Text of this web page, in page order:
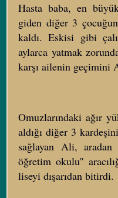
Hasta baba, en
giden diğer 3
kaldı. Eskisi gibi
aylarca yatmak
karşı ailenin geçimini
Omuzlarındaki ağır
aldığı diğer 3
sağlayan Ali,
öğretim okulu''
liseyi dışarıdan bitirdi.